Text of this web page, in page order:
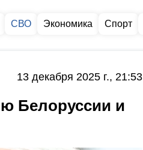
СВО Экономика Спорт
13 декабря 2025 г., 21:53
Белоруссии и